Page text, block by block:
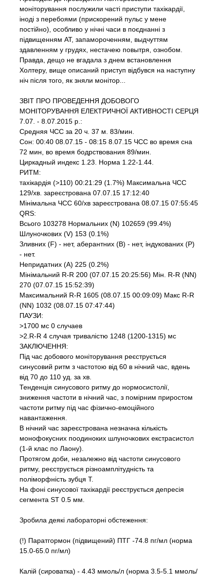
моніторування послужили часті приступи тахікардії,
іноді з перебоями (прискорений пульс у мене
постійно), особливо у нічні часи в поєднанні з
підвищенням АТ, запамороченням, выдчуттям
здавленням у грудях, нестачею повытря, ознобом.
Правда, дещо не вгадала з днем встановлення
Холтеру, вище описаний приступ відбувся на наступну
ніч після того, як зняли монітор...
ЗВІТ ПРО ПРОВЕДЕННЯ ДОБОВОГО
МОНІТОРУВАННЯ ЕЛЕКТРИЧНОЇ АКТИВНОСТІ СЕРЦЯ
7.07. - 8.07.2015 р.:
Средняя ЧСС за 20 ч. 37 м. 83/мин.
Сон: 00:40 08.07.15 - 08:15 8.07.15 ЧСС во время сна
72 мин, во время бодрствования 89/мин.
Циркадный индекс 1.23. Норма 1.22-1.44.
РИТМ:
тахікардія (>110) 00:21:29 (1.7%) Максимальна ЧСС
129/хв. зареєстрована 07.07.15 17:12:40
Мінімальна ЧСС 60/хв зареєстрована 08.07.15 07:55:45
QRS:
Всього 103278 Нормальних (N) 102659 (99.4%)
Шлуночкових (V) 153 (0.1%)
Зливних (F) - нет, аберантних (В) - нет, індукованих (Р)
- нет.
Непридатних (А) 225 (0.2%)
Мінімальний R-R 200 (07.07.15 20:25:56) Мін. R-R (NN)
270 (07.07.15 15:52:39)
Максимальний R-R 1605 (08.07.15 00:09:09) Макс R-R
(NN) 1032 (08.07.15 07:47:44)
ПАУЗИ:
>1700 мс 0 случаев
>2.R-R 4 случая тривалістю 1248 (1200-1315) мс
ЗАКЛЮЧЕННЯ:
Під час добового моніторування реєструється
синусовий ритм з частотою від 60 в нічний час, вдень
від 70 до 110 уд. за хв.
Тенденція синусового ритму до нормосистолії,
зниження частоти в нічний час, з помірним приростом
частоти ритму під час фізично-емоційного
навантаження.
В нічний час зареєстрована незначна кількість
монофокусних поодиноких шлуночкових екстрасистол
(1-й клас по Лаону).
Протягом доби, незалежно від частоти синусового
ритму, реєструється різноамплітудність та
поліморфність зубця Т.
На фоні синусової тахікардії реєструється депресія
сегмента ST 0.5 мм.
Зробила деякі лабораторні обстеження:
(!) Паратгормон (підвищений) ПТГ -74.8 пг/мл (норма
15.0-65.0 пг/мл)
Калій (сироватка) - 4.43 ммоль/л (норма 3.5-5.1 ммоль/